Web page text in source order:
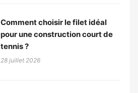
Comment choisir le filet idéal
pour une construction court de
tennis ?
28 juillet 2026